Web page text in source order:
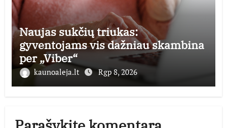
Naujas sukčių triukas:
gyventojams vis dažniau skambina
per „Viber“
kaunoaleja.lt Rgp 8, 2026